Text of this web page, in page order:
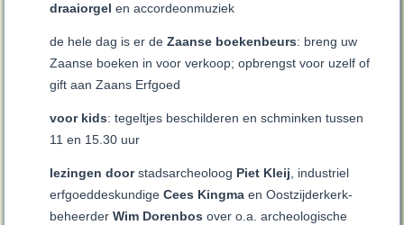
draaiorgel en accordeonmuziek
de hele dag is er deZaanse boekenbeurs: breng uw
Zaanse boeken in voor verkoop; opbrengst voor uzelf of
gift aan Zaans Erfgoed
voor kids: tegeltjes beschilderen en schminken tussen
11 en 15.30 uur
lezingen doorstadsarcheoloog Piet Kleij, industriel
erfgoeddeskundigeCees Kingma en Oostzijderkerk-
beheerderWim Dorenbos over o.a. archeologische